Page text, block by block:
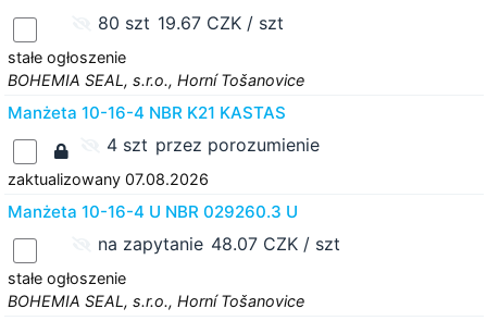
80 szt 19.67 CZK / szt
stałe ogłoszenie
BOHEMIA SEAL, s.r.o., Horní Tošanovice
Manżeta 10-16-4 NBR K21 KASTAS
4 szt przez porozumienie
zaktualizowany 07.08.2026
Manżeta 10-16-4 U NBR 029260.3 U
na zapytanie 48.07 CZK / szt
stałe ogłoszenie
BOHEMIA SEAL, s.r.o., Horní Tošanovice